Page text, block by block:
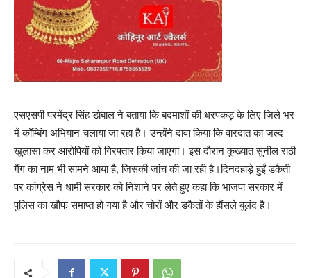
एसएसपी परमेंद्र सिंह डोबाल ने बताया कि बदमाशों की धरपकड़ के लिए जिले भर
में कॉम्बिंग अभियान चलाया जा रहा है। उन्होंने दावा किया कि वारदात का जल्द
खुलासा कर आरोपियों को गिरफ्तार किया जाएगा। इस दौरान कुख्यात सुनील राठी
गैंग का नाम भी सामने आया है, जिसकी जांच की जा रही है।दिनदहाड़े हुईं डकैती
पर कांग्रेस ने धामी सरकार को निशाने पर लेते हुए कहा कि भाजपा सरकार में
पुलिस का खौफ समाप्त हो गया है और चोरों और डकैतों के हौंसले बुलंद है।